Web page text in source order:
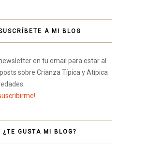
A MI BLOG
en tu email para estar al
sobre Crianza Típica y Atípica
¿TE GUSTA MI BLOG?